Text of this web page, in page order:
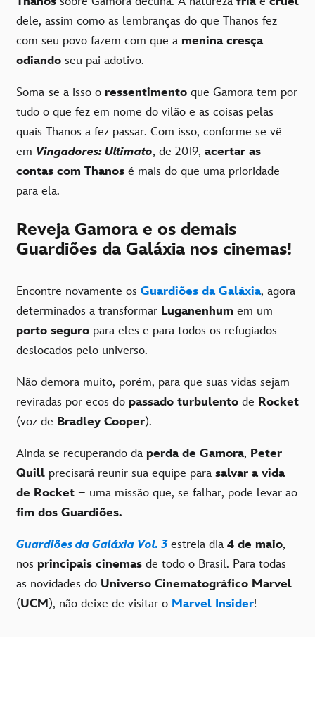
dele, assim como as lembranças do que Thanos fez
com seu povo fazem com que a menina cresça
odiando seu pai adotivo.
Soma-se a isso o ressentimento que Gamora tem por
tudo o que fez em nome do vilão e as coisas pelas
quais Thanos a fez passar. Com isso, conforme se vê
em Vingadores: Ultimato, de 2019, acertar as
contas com Thanos é mais do que uma prioridade
para ela.
Reveja Gamora e os demais
Guardiões da Galáxia nos cinemas!
Encontre novamente os Guardiões da Galáxia, agora
determinados a transformar Luganenhum em um
porto seguro para eles e para todos os refugiados
deslocados pelo universo.
Não demora muito, porém, para que suas vidas sejam
reviradas por ecos do passado turbulento de Rocket
(voz de Bradley Cooper).
Ainda se recuperando da perda de Gamora, Peter
Quill precisará reunir sua equipe para salvar a vida
de Rocket – uma missão que, se falhar, pode levar ao
fim dos Guardiões.
Guardiões da Galáxia Vol. 3estreia dia 4 de maio,
nos principais cinemas de todo o Brasil. Para todas
as novidades do Universo Cinematográfico Marvel
(UCM), não deixe de visitar o Marvel Insider!